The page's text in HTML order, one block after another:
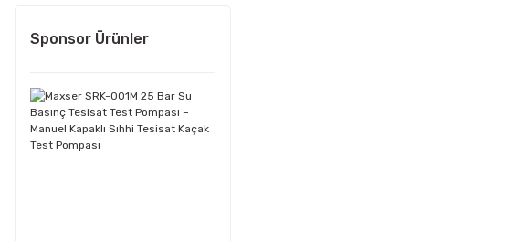
Sponsor Ürünler